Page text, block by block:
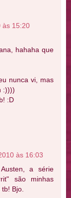
às 15:20
hahaha que
nunca vi, mas
:))))
:D
às 16:03
a série
são minhas
Bjo.